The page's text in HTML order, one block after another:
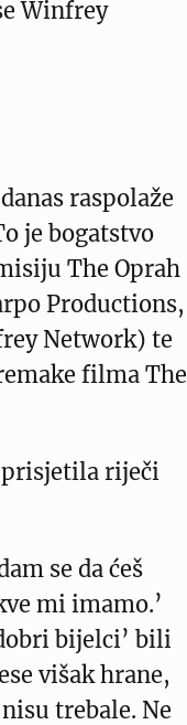
Winfrey
raspolaže
je bogatstvo
The Oprah
Productions,
Network) te
filma The
prisjetila riječi
se da ćeš
mi imamo.’
bijelci’ bili
višak hrane,
trebale. Ne